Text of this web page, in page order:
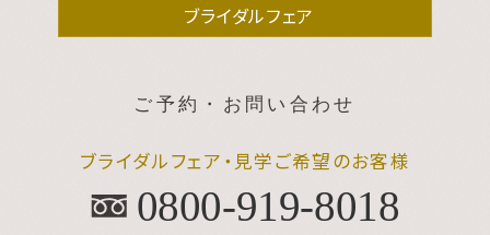
ブライダルフェア
ご予約・お問い合わせ
ブライダルフェア・見学ご希望のお客様
0800-919-8018